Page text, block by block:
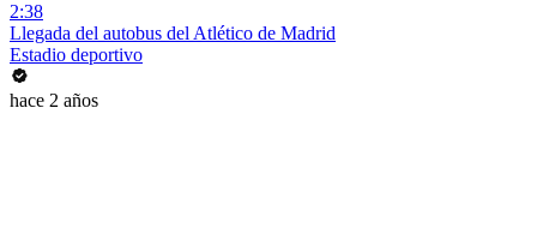
2:38
Llegada del autobus del Atlético de Madrid
Estadio deportivo
hace 2 años